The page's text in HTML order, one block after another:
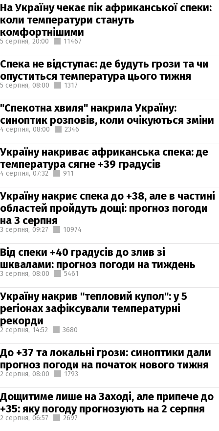
На Україну чекає пік африканської спеки:
коли температури стануть
комфортнішими
5 серпня, 20:00 11467
Спека не відступає: де будуть грози та чи
опуститься температура цього тижня
5 серпня, 08:00 1317
"Спекотна хвиля" накрила Україну:
синоптик розповів, коли очікуються зміни
4 серпня, 08:00 2346
Україну накриває африканська спека: де
температура сягне +39 градусів
4 серпня, 07:32 911
Україну накриє спека до +38, але в частині
областей пройдуть дощі: прогноз погоди
на 3 серпня
3 серпня, 09:27 10974
Від спеки +40 градусів до злив зі
шквалами: прогноз погоди на тиждень
3 серпня, 08:00 5461
Україну накрив "тепловий купол": у 5
регіонах зафіксували температурні
рекорди
2 серпня, 14:52 3680
До +37 та локальні грози: синоптики дали
прогноз погоди на початок нового тижня
2 серпня, 08:00 1793
Дощитиме лише на Заході, але припече до
+35: яку погоду прогнозують на 2 серпня
2 серпня, 06:57 2697